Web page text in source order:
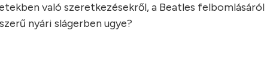
való szeretkezésekről, a Beatles felbomlásáról
nyári slágerben ugye?